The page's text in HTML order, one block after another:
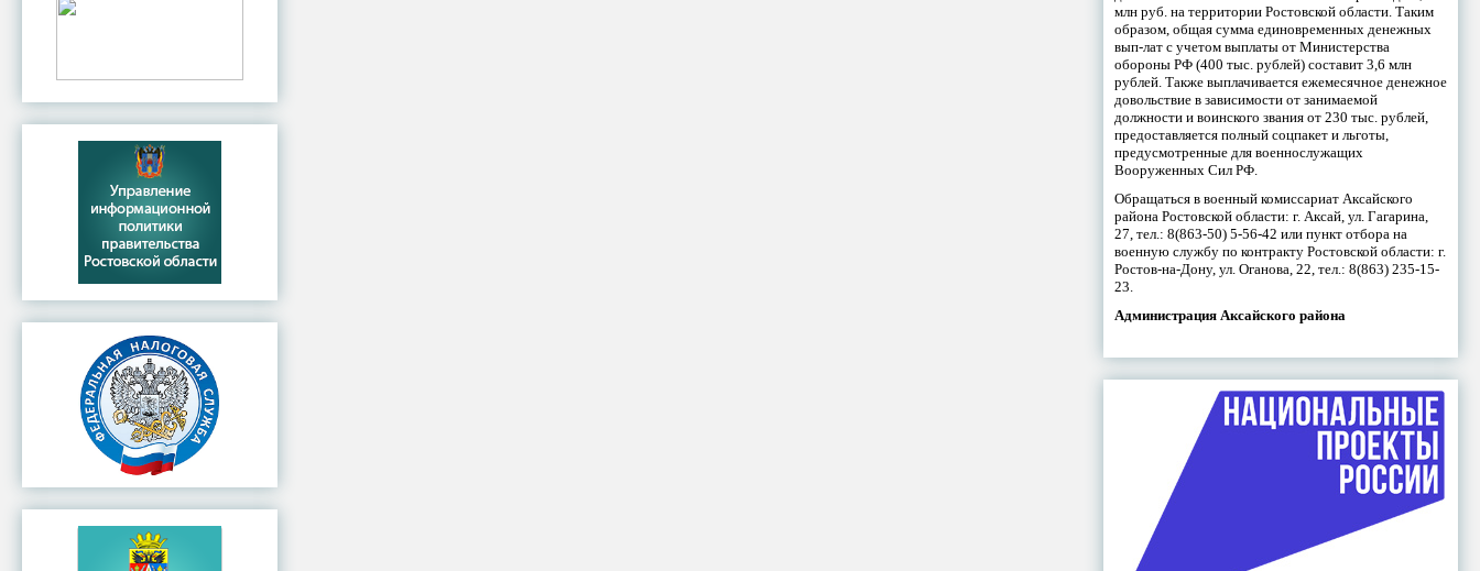
млн руб. на территории Ростовской области. Таким
образом, общая сумма единовременных денежных
вып-лат с учетом выплаты от Министерства
обороны РФ (400 тыс. рублей) составит 3,6 млн
рублей. Также выплачивается ежемесячное денежное
довольствие в зависимости от занимаемой
должности и воинского звания от 230 тыс. рублей,
предоставляется полный соцпакет и льготы,
предусмотренные для военнослужащих
Вооруженных Сил РФ.
Обращаться в военный комиссариат Аксайского
района Ростовской области: г. Аксай, ул. Гагарина,
27, тел.: 8(863-50) 5-56-42 или пункт отбора на
военную службу по контракту Ростовской области: г.
Ростов-на-Дону, ул. Оганова, 22, тел.: 8(863) 235-15-
23.
Администрация Аксайского района